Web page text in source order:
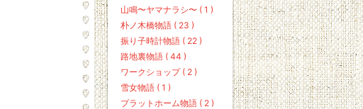
山鳴〜ヤマナラシ〜 ( 1 )
朴ノ木橋物語 ( 23 )
振り子時計物語 ( 22 )
路地裏物語 ( 44 )
ワークショップ ( 2 )
雪女物語 ( 1 )
プラットホーム物語 ( 2 )